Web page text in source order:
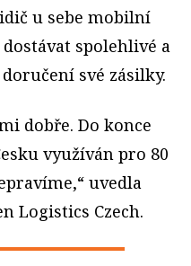
u sebe mobilní
spolehlivé a
své zásilky.
dobře. Do konce
využíván pro 80
uvedla
Logistics Czech.